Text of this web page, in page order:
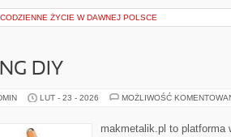
CODZIENNE ŻYCIE W DAWNEJ POLSCE
DIY
LUT - 23 - 2026 MOŻLIWOŚĆ
makmetalik.pl to platforma